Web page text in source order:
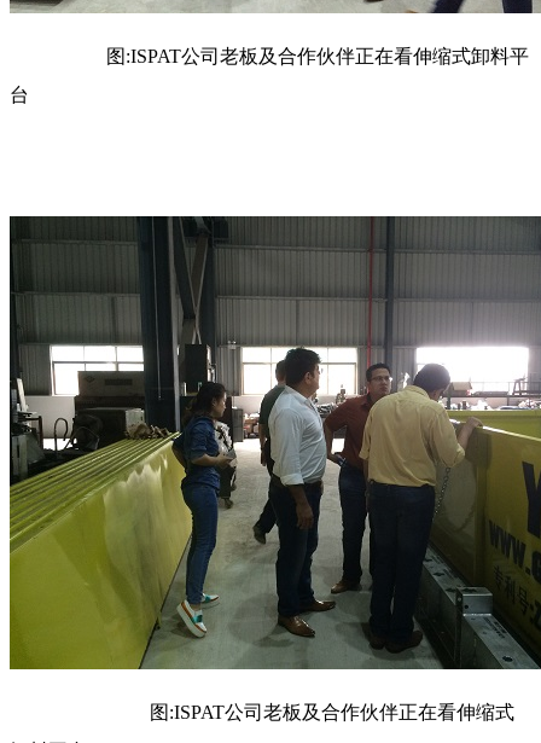
图:ISPAT公司老板及合作伙伴正在看伸缩式卸料平
台
图:ISPAT公司老板及合作伙伴正在看伸缩式